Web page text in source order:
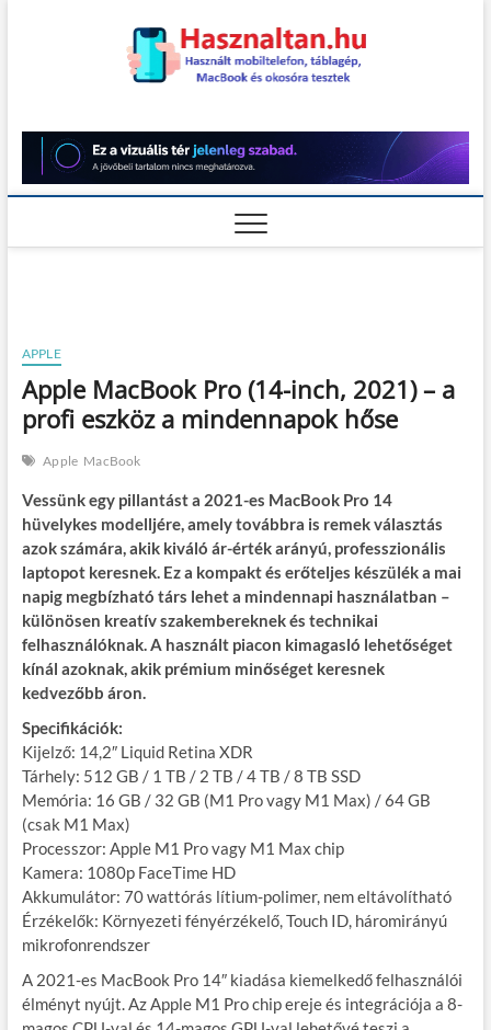
Használt
teszt
TÁBLAGÉP, MACBOOK ÉS
OKOSÓRA TESZTEK
APPLE
Apple MacBook Pro (14-inch, 2021) – a
profi eszköz a mindennapok hőse
Apple MacBook
Vessünk egy pillantást a 2021-es MacBook Pro 14
hüvelykes modelljére, amely továbbra is remek választás
azok számára, akik kiváló ár-érték arányú, professzionális
laptopot keresnek. Ez a kompakt és erőteljes készülék a mai
napig megbízható társ lehet a mindennapi használatban –
különösen kreatív szakembereknek és technikai
felhasználóknak. A használt piacon kimagasló lehetőséget
kínál azoknak, akik prémium minőséget keresnek
kedvezőbb áron.
Specifikációk:
Kijelző: 14,2″ Liquid Retina XDR
Tárhely: 512 GB / 1 TB / 2 TB / 4 TB / 8 TB SSD
Memória: 16 GB / 32 GB (M1 Pro vagy M1 Max) / 64 GB
(csak M1 Max)
Processzor: Apple M1 Pro vagy M1 Max chip
Kamera: 1080p FaceTime HD
Akkumulátor: 70 wattórás lítium-polimer, nem eltávolítható
Érzékelők: Környezeti fényérzékelő, Touch ID, háromirányú
mikrofonrendszer
A 2021-es MacBook Pro 14″ kiadása kiemelkedő felhasználói
élményt nyújt. Az Apple M1 Pro chip ereje és integrációja a 8-